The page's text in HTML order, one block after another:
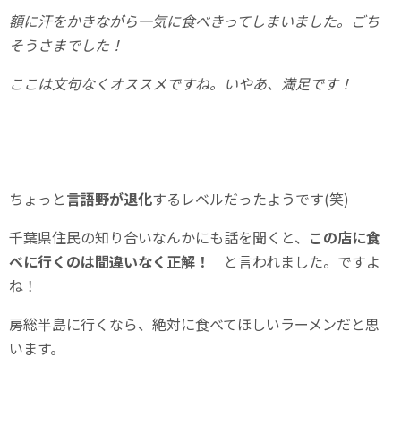
額に汗をかきながら一気に食べきってしまいました。ごち
そうさまでした！
ここは文句なくオススメですね。いやあ、満足です！
ちょっと言語野が退化するレベルだったようです(笑)
千葉県住民の知り合いなんかにも話を聞くと、 この店に食
べに行くのは間違いなく正解！
と言われました。ですよ
ね！
房総半島に行くなら、絶対に食べてほしいラーメンだと思
います。